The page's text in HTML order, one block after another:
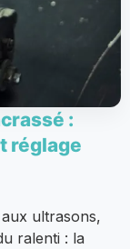
:
réglage
ultrasons,
ralenti : la